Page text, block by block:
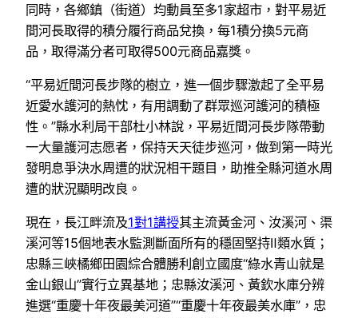
同時，各鄉鎮（街道）均動員至多1家超市，對平易近
間河長取得的積分履行商品兌換，每1積分換5元商
品，取得滿分者可取得500元商品嘉獎。
“平易近間河長步隊的樹立，進一個步驟激起了全平易
近愛水護河的熱忱，有用調動了群眾巡河護河的積極
性。”縣水利局干部杜小林說，平易近間河長步隊帶動
一大量護河志愿者，保持天天徒步巡河，做到第一時光
發明息爭決水周遭的狀況相干題目，助推全縣河道水周
遭的狀況顯明改良。
現在，長江畔流及1對1講授其主流黃金河、汝溪河、渠
溪河等15個地表水監測斷面所有的穩固堅持Ⅱ類水質；
忠縣三峽橘鄉田園綜合體勝利創立國度“綠水青山就是
金山銀山”實行立異基地；忠縣汝溪河、黃欽水庫分辨
進選“重慶十年夜最美河道”“重慶十年夜最美水庫”，忠